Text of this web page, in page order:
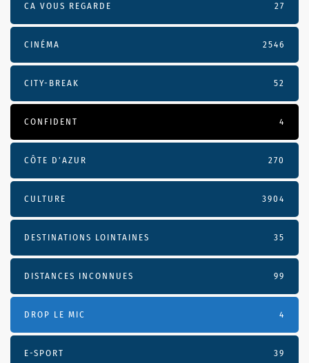
CA VOUS REGARDE 27
CINÉMA 2546
CITY-BREAK 52
CONFIDENT 4
CÔTE D’AZUR 270
CULTURE 3904
DESTINATIONS LOINTAINES 35
DISTANCES INCONNUES 99
DROP LE MIC 4
E-SPORT 39